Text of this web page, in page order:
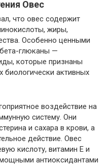
Овес
что овес содержит
жиры,
Особенно ценными
глюканы —
которые признаны
активных
воздействие на
систему. Они
и сахара в крови, а
действие. Овес
кислоту, витамин Е и
антиоксидантами